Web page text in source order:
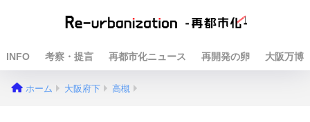
INFO 考察・提言 再都市化ニュース 再開発の卵 大阪万博
ホーム 大阪府下 高槻